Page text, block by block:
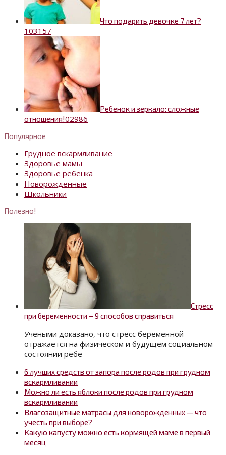
Что подарить девочке 7 лет?
103157
Ребенок и зеркало: сложные
отношения!02986
Популярное
Грудное вскармливание
Здоровье мамы
Здоровье ребенка
Новорожденные
Школьники
Полезно!
Стресс
при беременности – 9 способов справиться
Учёными доказано, что стресс беременной
отражается на физическом и будущем социальном
состоянии ребё
6 лучших средств от запора после родов при грудном
вскармливании
Можно ли есть яблоки после родов при грудном
вскармливании
Влагозащитные матрасы для новорожденных — что
учесть при выборе?
Какую капусту можно есть кормящей маме в первый
месяц